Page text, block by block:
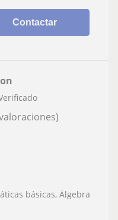
Contactar
básicas, Álgebra